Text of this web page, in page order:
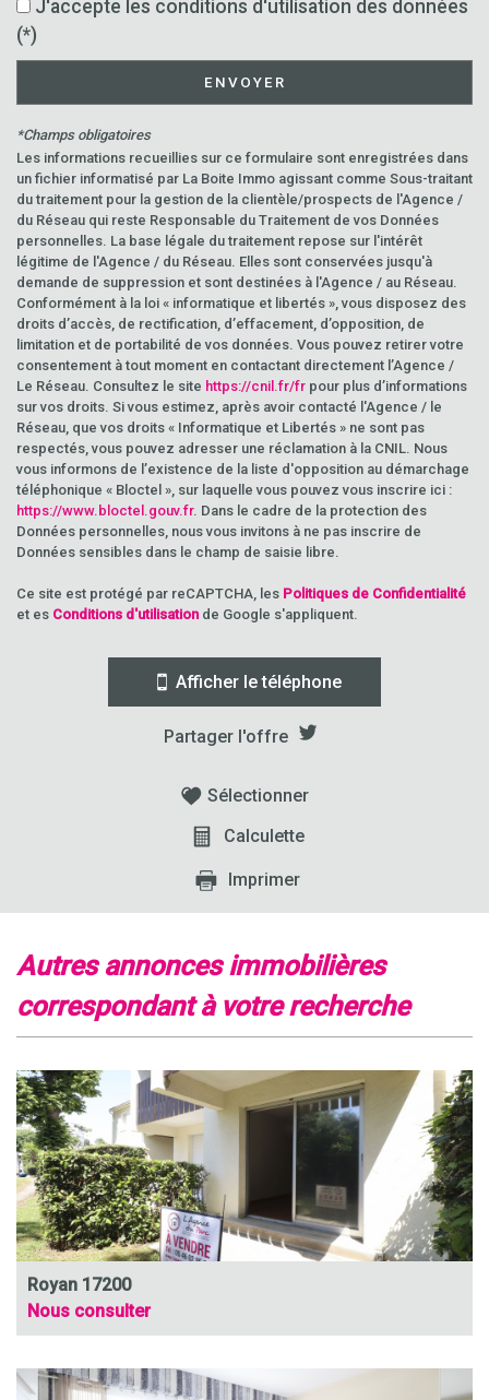
J'accepte les conditions d'utilisation des données
(*)
ENVOYER
*Champs obligatoires
Les informations recueillies sur ce formulaire sont enregistrées dans
un fichier informatisé par La Boite Immo agissant comme Sous-traitant
du traitement pour la gestion de la clientèle/prospects de l'Agence /
du Réseau qui reste Responsable du Traitement de vos Données
personnelles. La base légale du traitement repose sur l'intérêt
légitime de l'Agence / du Réseau. Elles sont conservées jusqu'à
demande de suppression et sont destinées à l'Agence / au Réseau.
Conformément à la loi « informatique et libertés », vous disposez des
droits d’accès, de rectification, d’effacement, d’opposition, de
limitation et de portabilité de vos données. Vous pouvez retirer votre
consentement à tout moment en contactant directement l’Agence /
Le Réseau. Consultez le site https://cnil.fr/fr pour plus d’informations
sur vos droits. Si vous estimez, après avoir contacté l'Agence / le
Réseau, que vos droits « Informatique et Libertés » ne sont pas
respectés, vous pouvez adresser une réclamation à la CNIL. Nous
vous informons de l’existence de la liste d'opposition au démarchage
téléphonique « Bloctel », sur laquelle vous pouvez vous inscrire ici :
https://www.bloctel.gouv.fr. Dans le cadre de la protection des
Données personnelles, nous vous invitons à ne pas inscrire de
Données sensibles dans le champ de saisie libre.
Ce site est protégé par reCAPTCHA, les Politiques de Confidentialité
et es Conditions d'utilisation de Google s'appliquent.
Afficher le téléphone
Partager l'offre
Sélectionner
Calculette
Imprimer
autres annonces immobilières
correspondant à votre recherche
Royan 17200
Nous consulter